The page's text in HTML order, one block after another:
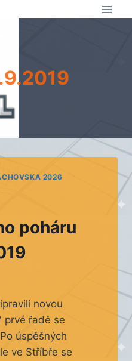
2026
poháru
novou
prvé řadě se
úspěšných
ve Stříbře se